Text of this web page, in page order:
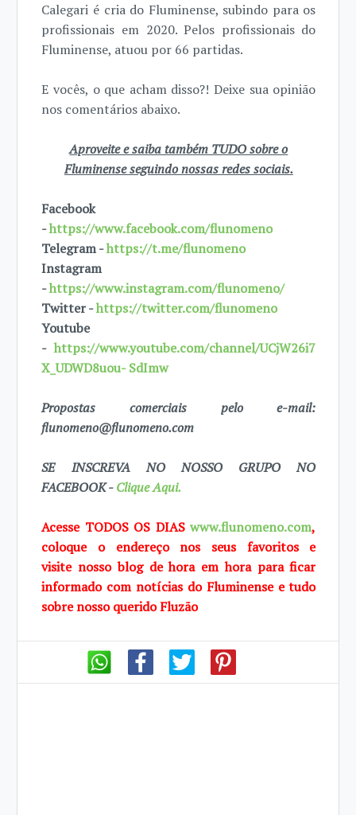
Calegari é cria do Fluminense, subindo para os
profissionais em 2020. Pelos profissionais do
Fluminense, atuou por 66 partidas.
E vocês, o que acham disso?! Deixe sua opinião
nos comentários abaixo.
Aproveite e saiba também TUDO sobre o
Fluminense seguindo nossas redes sociais.
Facebook
-https://www.facebook.com/flunomeno
Telegram -https://t.me/flunomeno
Instagram
-https://www.instagram.com/flunomeno/
Twitter -https://twitter.com/flunomeno
Youtube
-https://www.youtube.com/channel/UCjW26i7
X_UDWD8uou- SdImw
Propostas comerciais pelo e-mail:
flunomeno@flunomeno.com
SE INSCREVA NO NOSSO GRUPO NO
FACEBOOK -Clique Aqui.
Acesse TODOS OS DIASwww.flunomeno.com,
coloque o endereço nos seus favoritos e
visite nosso blog dehora em hora para ficar
informado com notícias do Fluminense e tudo
sobrenosso querido Fluzão